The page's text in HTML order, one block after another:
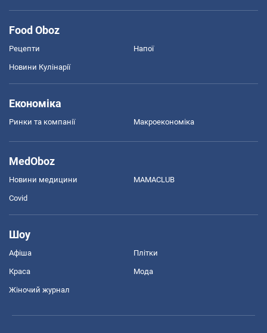
Food Oboz
Рецепти Напої
Новини Кулінарії
Економіка
Ринки та компанії Макроекономіка
MedOboz
Новини медицини MAMACLUB
Covid
Шоу
Афіша Плітки
Краса Мода
Жіночий журнал